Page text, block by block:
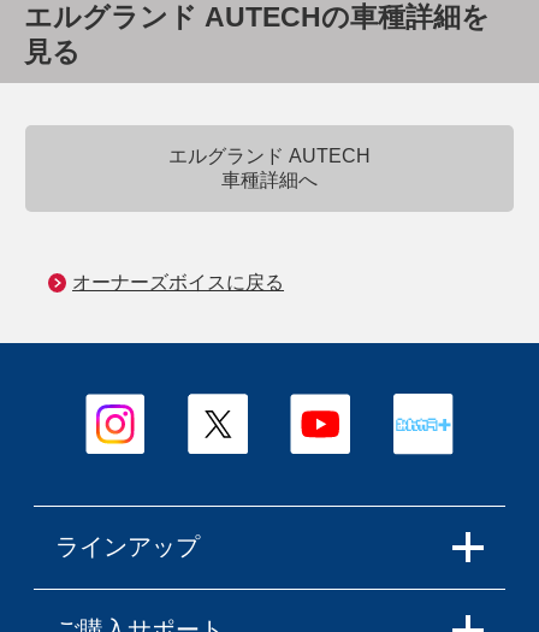
エルグランド AUTECHの車種詳細を
見る
エルグランド AUTECH
車種詳細へ
オーナーズボイスに戻る
ラインアップ